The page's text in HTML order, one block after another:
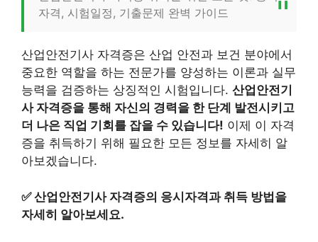
자격, 시험일정, 기출문제 완벽 가이드
산업안전기사 자격증은 산업 안전과 보건 분야에서
중요한 역할을 하는 전문가를 양성하는 이론과 실무
능력을 검증하는 상징적인 시험입니다. 산업안전기
사 자격증을 통해 자신의 경력을 한 단계 발전시키고
더 나은 직업 기회를 잡을 수 있습니다! 이제 이 자격
증을 취득하기 위해 필요한 모든 정보를 자세히 알
아보겠습니다.
✅산업안전기사 자격증의 응시자격과 취득 방법을
자세히 알아보세요.